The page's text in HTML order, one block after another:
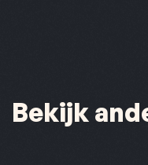
Bekijk